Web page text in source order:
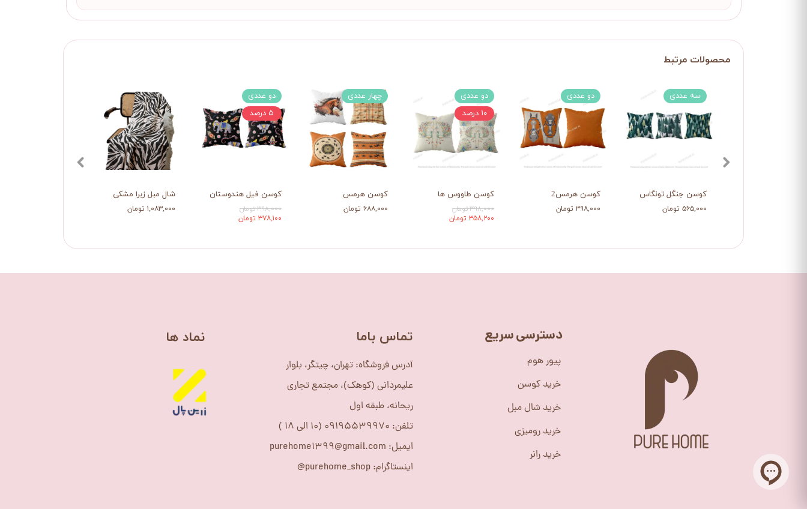
شال مبل زبرا مشکی
۱,۰۸۳,۰۰۰ تومان
کوسن فیل هندوستان
۳۹۸,۰۰۰ تومان
۳۷۸,۱۰۰ تومان
دو عددی
۵ درصد
کوسن هرمس
۶۸۸,۰۰۰ تومان
چهار عددی
کوسن طاووس ها
۳۹۸,۰۰۰ تومان
۳۵۸,۲۰۰ تومان
دو عددی
۱۰ درصد
کوسن هرمس2
۳۹۸,۰۰۰ تومان
دو عددی
کوسن جنگل تونگاس
۵۶۵,۰۰۰ تومان
سه عددی
پیور هوم
خرید کوسن
خرید شال مبل
خرید رومیزی
خرید رانر
دسترسی سریع ​تماس باما
آدرس فروشگاه: تهران، چیتگر، بلوار
علیمردانی (کوهک)، مجتمع تجاری
ریحانه، طبقه اول
تلفن: 09195539970 (10 الی 18 )
ایمیل: purehome1399@gmail.com
اینستاگرام: purehome_shop@
​نماد ها